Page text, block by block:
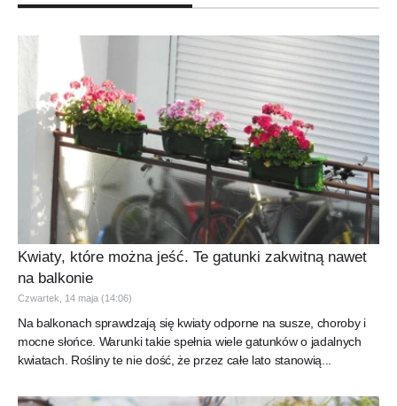
Kwiaty, które można jeść. Te gatunki zakwitną nawet
na balkonie
Czwartek, 14 maja (14:06)
Na balkonach sprawdzają się kwiaty odporne na susze, choroby i
mocne słońce. Warunki takie spełnia wiele gatunków o jadalnych
kwiatach. Rośliny te nie dość, że przez całe lato stanowią...